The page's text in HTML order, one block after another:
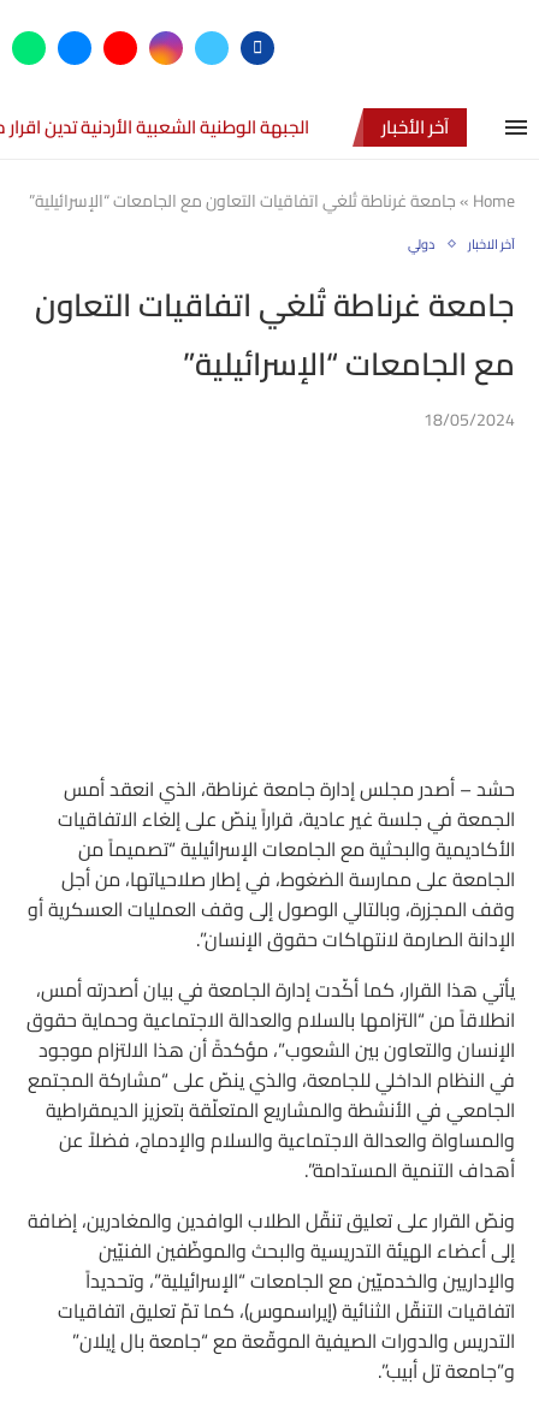
آخر الأخبار الجبهة الوطنية الشعبية الأردنية تدين
Home
»جامعة غرناطة تُلغي اتفاقيات التعاون مع الجامعات “الإسرائيلية”
آخر الاخبار دولي
جامعة غرناطة تُلغي اتفاقيات التعاون
مع الجامعات “الإسرائيلية”
18/05/2024
حشد – أصدر مجلس إدارة جامعة غرناطة، الذي انعقد أمس
الجمعة في جلسة غير عادية، قراراً ينصّ على إلغاء الاتفاقيات
الأكاديمية والبحثية مع الجامعات الإسرائيلية “تصميماً من
الجامعة على ممارسة الضغوط، في إطار صلاحياتها، من أجل
وقف المجزرة، وبالتالي الوصول إلى وقف العمليات العسكرية أو
الإدانة الصارمة لانتهاكات حقوق الإنسان”.
يأتي هذا القرار، كما أكّدت إدارة الجامعة في بيان أصدرته أمس،
انطلاقاً من “التزامها بالسلام والعدالة الاجتماعية وحماية حقوق
الإنسان والتعاون بين الشعوب”، مؤكدةً أن هذا الالتزام موجود
في النظام الداخلي للجامعة، والذي ينصّ على “مشاركة المجتمع
الجامعي في الأنشطة والمشاريع المتعلّقة بتعزيز الديمقراطية
والمساواة والعدالة الاجتماعية والسلام والإدماج، فضلاً عن
أهداف التنمية المستدامة”.
ونصّ القرار على تعليق تنقّل الطلاب الوافدين والمغادرين، إضافة
إلى أعضاء الهيئة التدريسية والبحث والموظّفين الفنيّين
والإداريين والخدميّين مع الجامعات “الإسرائيلية”، وتحديداً
اتفاقيات التنقّل الثنائية (إيراسموس)، كما تمّ تعليق اتفاقيات
التدريس والدورات الصيفية الموقّعة مع “جامعة بال إيلان”
و”جامعة تل أبيب”.